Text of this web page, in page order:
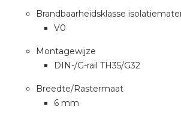
Brandbaarheidsklasse
V0
Montagewijze
DIN-/G-rail TH35/G32
Breedte/Rastermaat
6 mm